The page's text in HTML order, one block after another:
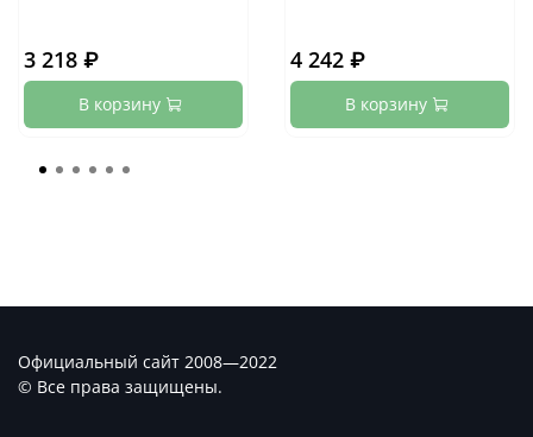
3 218 ₽
В корзину
4 242 ₽
В корзину
Официальный сайт 2008—2022
© Все права защищены.